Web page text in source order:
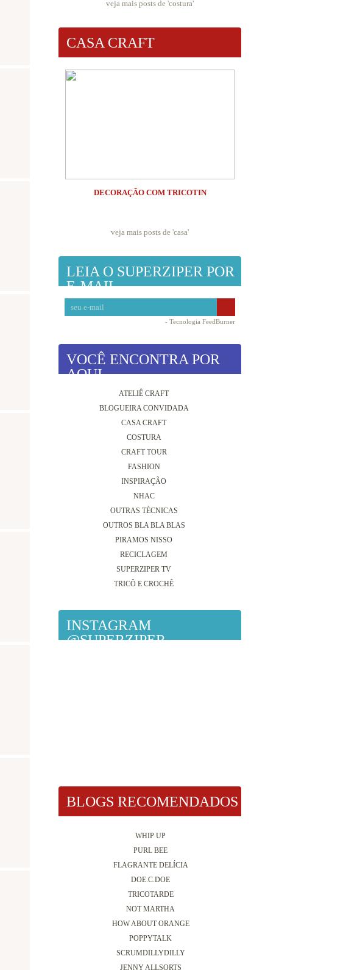
veja mais posts de 'costura'
CASA CRAFT
DECORAÇÃO COM TRICOTIN
veja mais posts de 'casa'
LEIA O SUPERZIPER POR
E-MAIL
- Tecnologia FeedBurner
VOCÊ ENCONTRA POR
AQUI
ATELIÊ CRAFT
BLOGUEIRA CONVIDADA
CASA CRAFT
COSTURA
CRAFT TOUR
FASHION
INSPIRAÇÃO
NHAC
OUTRAS TÉCNICAS
OUTROS BLA BLA BLAS
PIRAMOS NISSO
RECICLAGEM
SUPERZIPER TV
TRICÔ E CROCHÊ
INSTAGRAM
@SUPERZIPER
BLOGS RECOMENDADOS
WHIP UP
PURL BEE
FLAGRANTE DELÍCIA
DOE.C.DOE
TRICOTARDE
NOT MARTHA
HOW ABOUT ORANGE
POPPYTALK
SCRUMDILLYDILLY
JENNY ALLSORTS